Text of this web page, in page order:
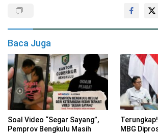
Baca Juga
Soal Video “Segar Sayang”,
Pemprov Bengkulu Masih
MBG